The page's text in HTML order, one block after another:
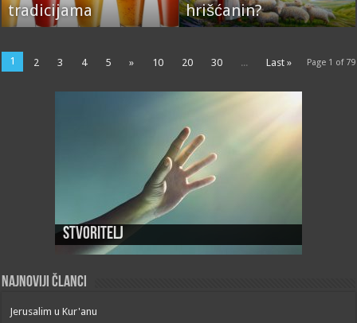
tradicijama
hrišćanin?
Page 1 of 79
1 2 3 4 5 » 10 20 30 ... Last »
Stvoritelj
Najnoviji članci
Jerusalim u Kur'anu